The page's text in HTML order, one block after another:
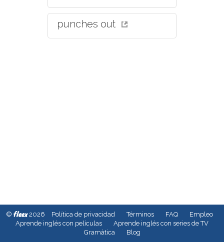
punches out
© fleex2026 Política de privacidad Términos FAQ
Empleo
Aprende inglés con películas
Aprende inglés con series de TV
Gramàtica
Blog